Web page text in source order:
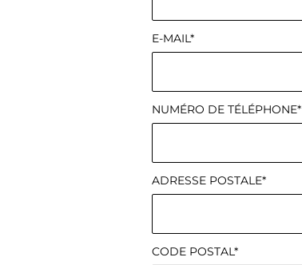
E-MAIL*
NUMÉRO DE TÉLÉPHONE*
ADRESSE POSTALE*
CODE POSTAL*